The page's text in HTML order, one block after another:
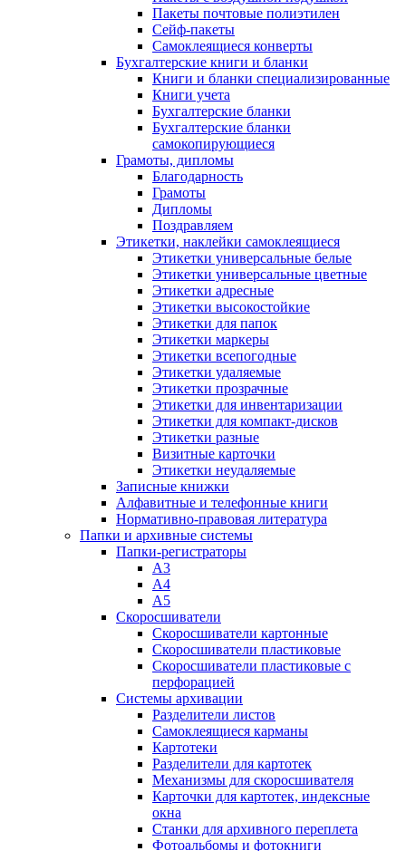
Пакеты почтовые полиэтилен
Сейф-пакеты
Самоклеящиеся конверты
Бухгалтерские книги и бланки
Книги и бланки специализированные
Книги учета
Бухгалтерские бланки
Бухгалтерские бланки
самокопирующиеся
Грамоты, дипломы
Благодарность
Грамоты
Дипломы
Поздравляем
Этикетки, наклейки самоклеящиеся
Этикетки универсальные белые
Этикетки универсальные цветные
Этикетки адресные
Этикетки высокостойкие
Этикетки для папок
Этикетки маркеры
Этикетки всепогодные
Этикетки удаляемые
Этикетки прозрачные
Этикетки для инвентаризации
Этикетки для компакт-дисков
Этикетки разные
Визитные карточки
Этикетки неудаляемые
Записные книжки
Алфавитные и телефонные книги
Нормативно-правовая литература
Папки и архивные системы
Папки-регистраторы
А3
А4
А5
Скоросшиватели
Скоросшиватели картонные
Скоросшиватели пластиковые
Скоросшиватели пластиковые с
перфорацией
Системы архивации
Разделители листов
Самоклеящиеся карманы
Картотеки
Разделители для картотек
Механизмы для скоросшивателя
Карточки для картотек, индексные
окна
Станки для архивного переплета
Фотоальбомы и фотокниги